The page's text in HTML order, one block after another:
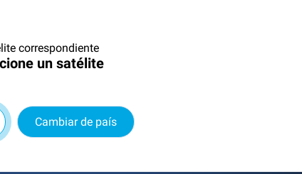
correspondiente
un satélite
Cambiar de país